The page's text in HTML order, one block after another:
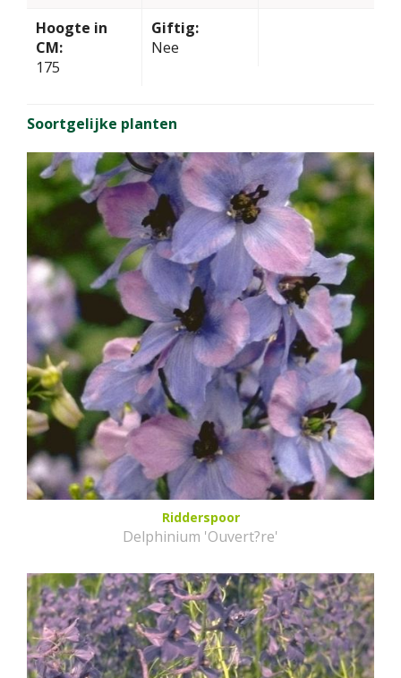
Hoogte in
CM:
175
Giftig:
Nee
Soortgelijke planten
Ridderspoor
Delphinium 'Ouvert?re'